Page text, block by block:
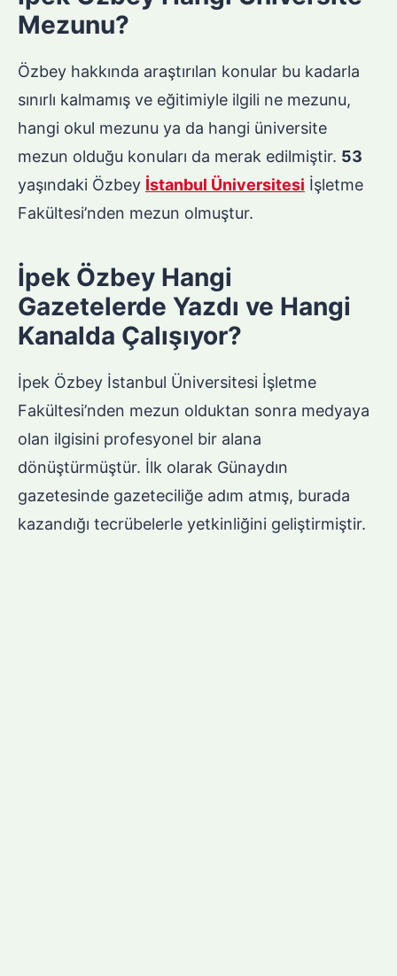
Mezunu?
Özbey hakkında araştırılan konular bu kadarla
sınırlı kalmamış ve eğitimiyle ilgili ne mezunu,
hangi okul mezunu ya da hangi üniversite
mezun olduğu konuları da merak edilmiştir. 53
yaşındaki Özbey İstanbul Üniversitesi İşletme
Fakültesi’nden mezun olmuştur.
İpek Özbey Hangi
Gazetelerde Yazdı ve Hangi
Kanalda Çalışıyor?
İpek Özbey İstanbul Üniversitesi İşletme
Fakültesi’nden mezun olduktan sonra medyaya
olan ilgisini profesyonel bir alana
dönüştürmüştür. İlk olarak Günaydın
gazetesinde gazeteciliğe adım atmış, burada
kazandığı tecrübelerle yetkinliğini geliştirmiştir.